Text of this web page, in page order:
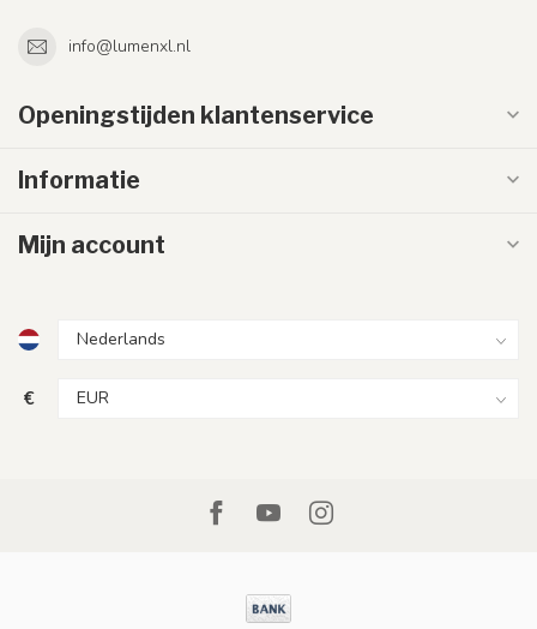
info@lumenxl.nl
Openingstijden klantenservice
Informatie
Mijn account
€